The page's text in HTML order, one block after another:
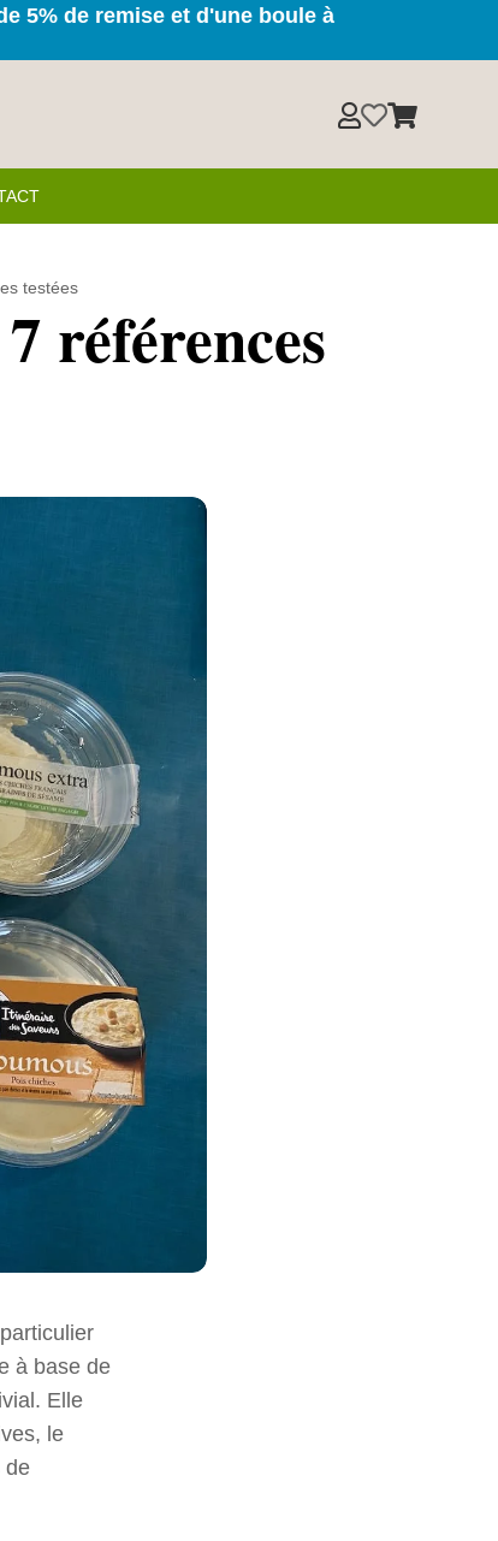
5% de remise et d'une boule à

testées
références
à base de
Elle
le
de